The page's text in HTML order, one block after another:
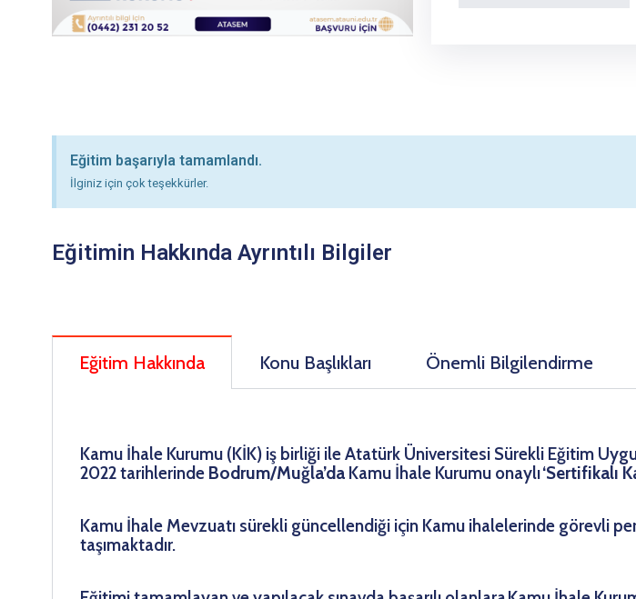
Eğitim başarıyla tamamlandı.
İlginiz için çok teşekkürler.
Eğitimin Hakkında Ayrıntılı Bilgiler
Eğitim Hakkında Konu Başlıkları Önemli Bilgilendirme
Kamu İhale Kurumu (KİK) iş birliği ile Atatürk Üniversitesi Sürekli Eğitim
2022 tarihlerinde Bodrum/Muğla’da Kamu İhale Kurumu onaylı‘Sertifikalı
Kamu İhale Mevzuatı sürekli güncellendiği için Kamu ihalelerinde görevli
taşımaktadır.